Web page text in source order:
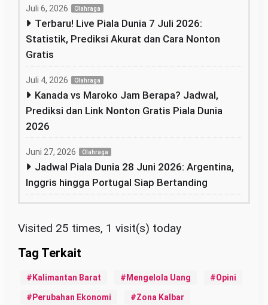
Juli 6, 2026 Olahraga
Terbaru! Live Piala Dunia 7 Juli 2026:
Statistik, Prediksi Akurat dan Cara Nonton
Gratis
Juli 4, 2026 Olahraga
Kanada vs Maroko Jam Berapa? Jadwal,
Prediksi dan Link Nonton Gratis Piala Dunia
2026
Juni 27, 2026 Olahraga
Jadwal Piala Dunia 28 Juni 2026: Argentina,
Inggris hingga Portugal Siap Bertanding
Visited 25 times, 1 visit(s) today
Kalimantan Barat Mengelola Uang Opini
Perubahan Ekonomi Zona Kalbar